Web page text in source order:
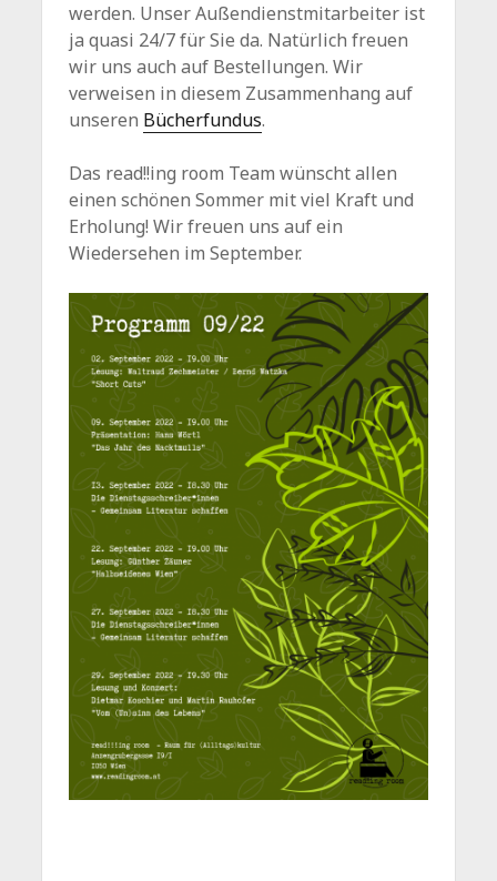
werden. Unser Außendienstmitarbeiter ist
ja quasi 24/7 für Sie da. Natürlich freuen
wir uns auch auf Bestellungen. Wir
verweisen in diesem Zusammenhang auf
unseren Bücherfundus.
Das read!!ing room Team wünscht allen
einen schönen Sommer mit viel Kraft und
Erholung! Wir freuen uns auf ein
Wiedersehen im September.